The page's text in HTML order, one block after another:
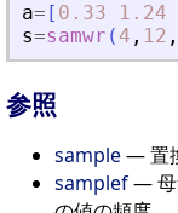
a= [ 0.33 1.24
s=samwr ( 4 , 12 ,
参照
sample— 置
samplef— 母